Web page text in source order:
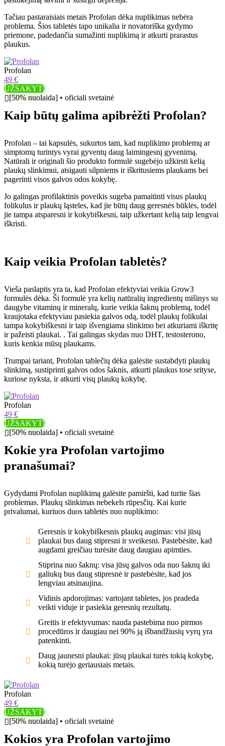
Tačiau pastaraisiais metais Profolan dėka nuplikimas nebėra
problema. Šios tabletės tapo unikalia ir novatoriška gydymo
priemone, padedančia sumažinti nuplikimą ir atkurti prarastus
plaukus.
Profolan
49 €
UŽSAKYTI
[50% nuolaida] • oficiali svetainė
Kaip būtų galima apibrėžti Profolan?
Profolan – tai kapsulės, sukurtos tam, kad nuplikimo problemų ar
simptomų turintys vyrai gyventų daug laimingesnį gyvenimą.
Natūrali ir originali šio produkto formulė sugebėjo užkirsti kelią
plaukų slinkimui, atsigauti silpniems ir iškritusiems plaukams bei
pagerinti visos galvos odos kokybę.
Jo galingas profilaktinis poveikis sugeba pamaitinti visus plaukų
folikulus ir plaukų ląsteles, kad jie būtų daug geresnės būklės, todėl
jie tampa atsparesni ir kokybiškesni, taip užkertant kelią taip lengvai
iškristi.
Kaip veikia Profolan tabletės?
Vieša paslaptis yra ta, kad Profolan efektyviai veikia Grow3
formulės dėka. Ši formulė yra kelių natūralių ingredientų mišinys su
daugybe vitaminų ir mineralų, kurie veikia šaknų problemą, todėl
kraujotaka efektyviau pasiekia galvos odą, todėl plaukų folikulai
tampa kokybiškesni ir taip išvengiama slinkimo bei atkuriami iškritę
ir pažeisti plaukai. . Tai galingas skydas nuo DHT, testosterono,
kuris kenkia mūsų plaukams.
Trumpai tariant, Profolan tablečių dėka galėsite sustabdyti plaukų
slinkimą, sustiprinti galvos odos šaknis, atkurti plaukus tose srityse,
kuriose nyksta, ir atkurti visų plaukų kokybę.
Profolan
49 €
UŽSAKYTI
[50% nuolaida] • oficiali svetainė
Kokie yra Profolan vartojimo
pranašumai?
Gydydami Profolan nuplikimą galėsite pamiršti, kad turite šias
problemas. Plaukų slinkimas nebekels rūpesčių. Kai kurie
privalumai, kuriuos duos tabletės nuo nuplikimo:
Geresnis ir kokybiškesnis plaukų augimas: visi jūsų
plaukai bus daug stipresni ir sveikesni. Pastebėsite, kad
augdami greičiau turėsite daug daugiau apimties.
Stiprina nuo šaknų: visa jūsų galvos oda nuo šaknų iki
galiukų bus daug stipresnė ir pastebėsite, kad jos
lengviau atsinaujina.
Vidinis apdorojimas: vartojant tabletes, jos pradeda
veikti viduje ir pasiekia geresnių rezultatų.
Greitis ir efektyvumas: nauda pastebima nuo pirmos
procedūros ir daugiau nei 90% ją išbandžiusių vyrų yra
patenkinti.
Daug jaunesni plaukai: jūsų plaukai turės tokią kokybę,
kokią turėjo geriausiais metais.
Profolan
49 €
UŽSAKYTI
[50% nuolaida] • oficiali svetainė
Kokios yra Profolan vartojimo